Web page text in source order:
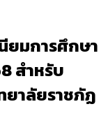
ยมการศึกษา
สำหรับ
าลัยราชภัฏ